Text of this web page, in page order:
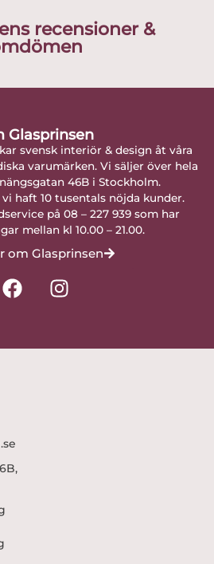
recensioner &
Glasprinsen
svensk interiör & design åt våra
varumärken. Vi säljer över hela
46B i Stockholm.
vi haft 10 tusentals nöjda kunder.
på 08 – 227 939 som har
mellan kl 10.00 – 21.00.
om Glasprinsen
F
a
I
n